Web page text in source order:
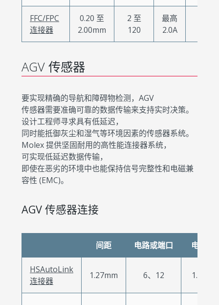
FFC/FPC
连接器
0.20 至
2.00mm
2 至
120
最高
2.0A
AGV 传感器
要实现精确的导航和障碍物检测，AGV
传感器需要准确可靠的数据传输来支持实时决策。
设计工程师寻求具有低延迟，
同时能抵御灰尘和湿气等环境因素的传感器系统。
Molex 提供坚固耐用的高性能连接器系统，
可实现低延迟数据传输，
即使在恶劣的环境中也能保持信号完整性和电磁兼
容性 (EMC)。
AGV 传感器连接
间距 电路或端口 电流
HSAutoLink
连接器
1.27mm 6、12 1.5A